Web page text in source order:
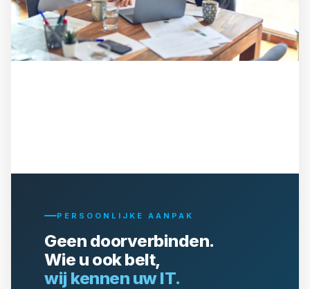
PERSOONLIJKE AANPAK
Geen doorverbinden.
Wie u ook belt,
wij kennen uw IT.